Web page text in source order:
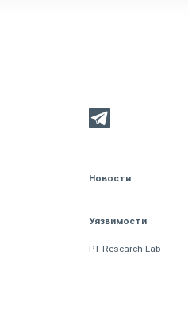
Новости
Уязвимости
PT Research Lab